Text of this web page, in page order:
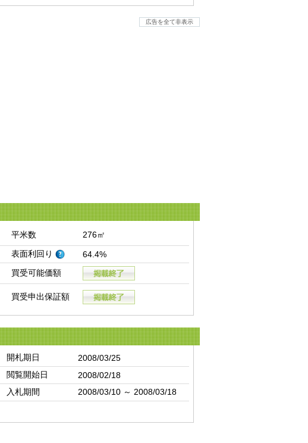
広告を全て非表示
平米数
276㎡
表面利回り
64.4%
買受可能価額
買受申出保証額
開札期日
2008/03/25
閲覧開始日
2008/02/18
入札期間
2008/03/10 ～ 2008/03/18